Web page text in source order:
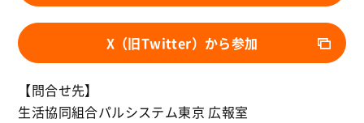
X（旧Twitter）から参加
【問合せ先】
生活協同組合パルシステム東京 広報室